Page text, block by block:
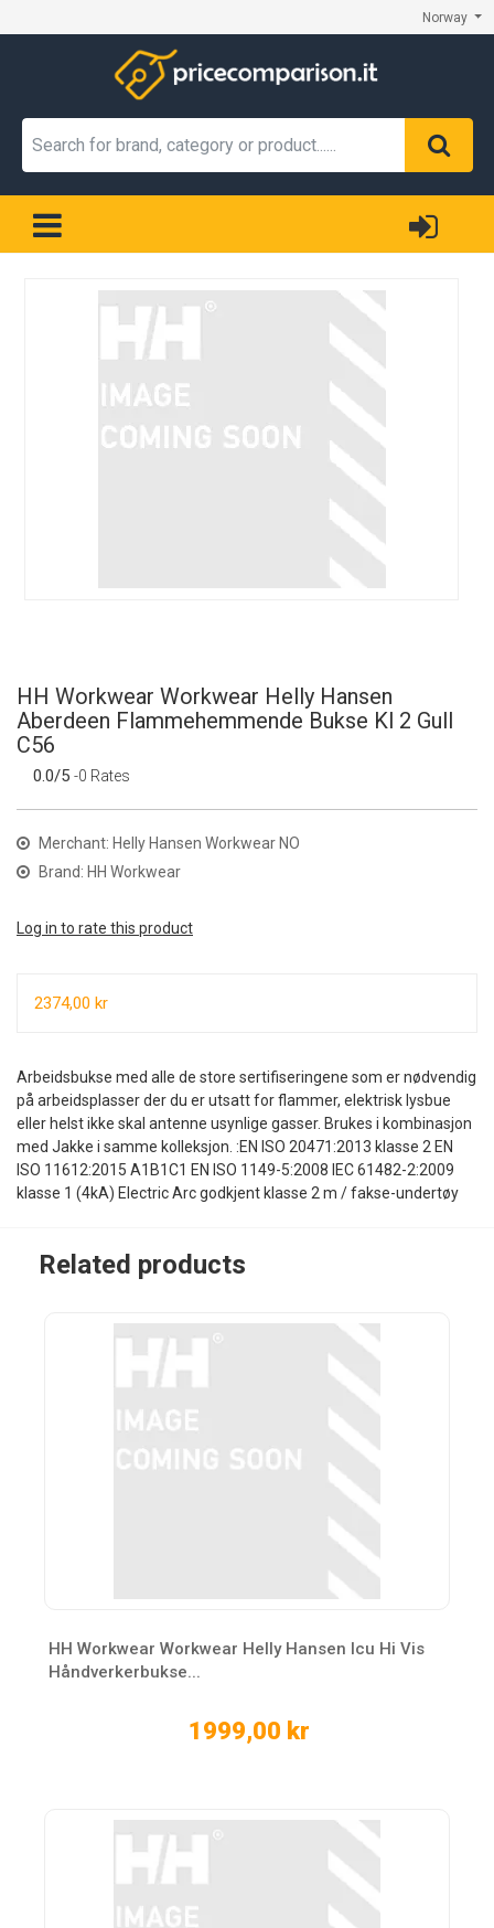
Norway
HH Workwear Workwear Helly Hansen
Aberdeen Flammehemmende Bukse Kl 2 Gull
C56
0.0/5 -0 Rates
Merchant: Helly Hansen Workwear NO
Brand: HH Workwear
Log in to rate this product
2374,00 kr
Arbeidsbukse med alle de store sertifiseringene som er nødvendig
på arbeidsplasser der du er utsatt for flammer, elektrisk lysbue
eller helst ikke skal antenne usynlige gasser. Brukes i kombinasjon
med Jakke i samme kolleksjon. :EN ISO 20471:2013 klasse 2 EN
ISO 11612:2015 A1B1C1 EN ISO 1149-5:2008 IEC 61482-2:2009
klasse 1 (4kA) Electric Arc godkjent klasse 2 m / fakse-undertøy
Related products
HH Workwear Workwear Helly Hansen Icu Hi Vis
Håndverkerbukse...
1999,00 kr